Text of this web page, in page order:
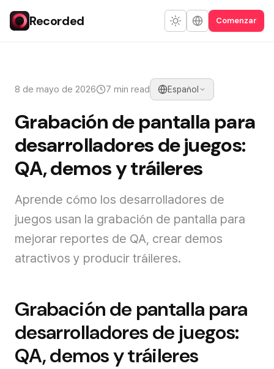
Recorded Comenzar
8 de mayo de 2026 7 min read Español
Grabación de pantalla para
desarrolladores de juegos:
QA, demos y tráileres
Aprende cómo los desarrolladores de
juegos usan la grabación de pantalla para
mejorar reportes de QA, crear demos
atractivos y producir tráileres.
Grabación de pantalla para
desarrolladores de juegos:
QA, demos y tráileres